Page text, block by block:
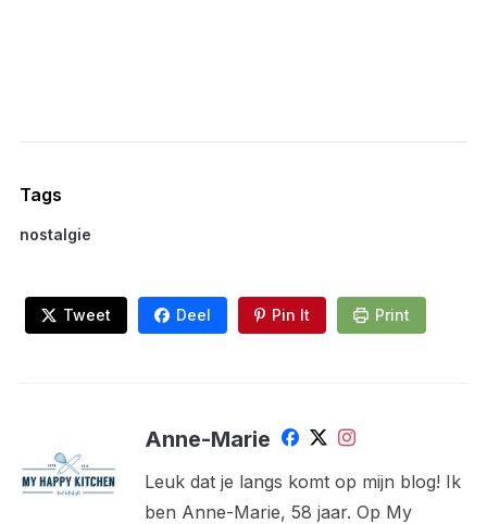
Tags
nostalgie
Tweet Deel Pin It Print
Anne-Marie
Leuk dat je langs komt op mijn blog! Ik
ben Anne-Marie, 58 jaar. Op My